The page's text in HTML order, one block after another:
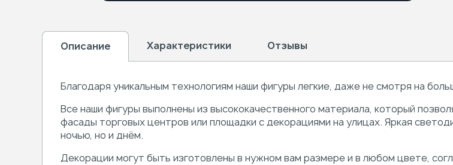
Описание Характеристики Отзывы
Благодаря уникальным технологиям наши фигуры легкие, даже не смотря на
Все наши фигуры выполнены из высококачественного материала, который
фасады торговых центров или площадки с декорациями на улицах. Яркая
ночью, но и днём.
Декорации могут быть изготовлены в нужном вам размере и в любом цвете,